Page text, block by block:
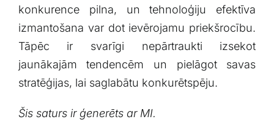
konkurence pilna, un tehnoloģiju‍ efektīva
izmantošana var dot ievērojamu priekšrocību.
Tāpēc ⁢ir ‌svarīgi nepārtraukti izsekot
jaunākajām tendencēm un pielāgot savas
stratēģijas, lai saglabātu konkurētspēju.
Šis saturs ir ģenerēts ar MI.